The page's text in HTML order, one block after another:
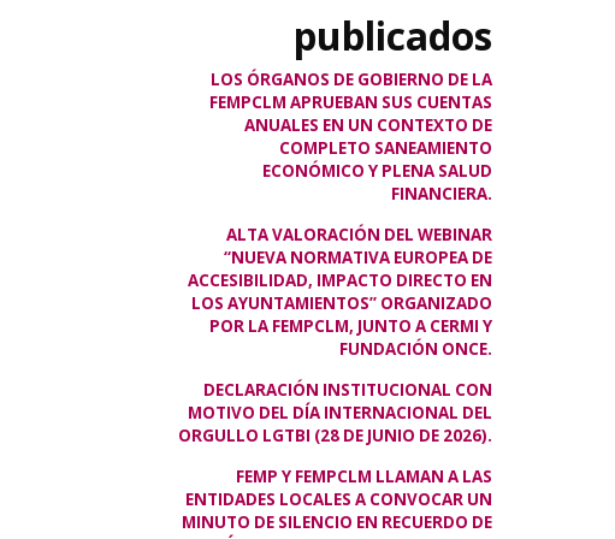
publicados
LOS ÓRGANOS DE GOBIERNO DE LA
FEMPCLM APRUEBAN SUS CUENTAS
ANUALES EN UN CONTEXTO DE
COMPLETO SANEAMIENTO
ECONÓMICO Y PLENA SALUD
FINANCIERA.
ALTA VALORACIÓN DEL WEBINAR
“NUEVA NORMATIVA EUROPEA DE
ACCESIBILIDAD, IMPACTO DIRECTO EN
LOS AYUNTAMIENTOS” ORGANIZADO
POR LA FEMPCLM, JUNTO A CERMI Y
FUNDACIÓN ONCE.
DECLARACIÓN INSTITUCIONAL CON
MOTIVO DEL DÍA INTERNACIONAL DEL
ORGULLO LGTBI (28 DE JUNIO DE 2026).
FEMP Y FEMPCLM LLAMAN A LAS
ENTIDADES LOCALES A CONVOCAR UN
MINUTO DE SILENCIO EN RECUERDO DE